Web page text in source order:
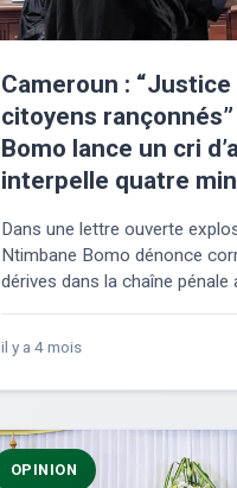
Cameroun :
citoyens
Bomo lance un cri
interpelle quatre
Dans une lettre ouverte
Ntimbane Bomo dénonce
dérives dans la chaîne pénale
il y a 4 mois
OPINION